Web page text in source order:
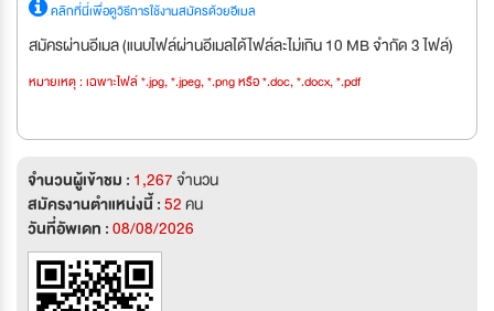
คลิกที่นี่เพื่อดูวิธีการใช้งานสมัครด้วยอีเมล
สมัครผ่านอีเมล (แนบไฟล์ผ่านอีเมลได้ไฟล์ละไม่เกิน 10 MB จำกัด 3 ไฟล์)
หมายเหตุ : เฉพาะไฟล์ *.jpg, *.jpeg, *.png หรือ *.doc, *.docx, *.pdf
จำนวนผู้เข้าชม : 1,267จำนวน
สมัครงานตำแหน่งนี้ :52คน
วันที่อัพเดท :08/08/2026